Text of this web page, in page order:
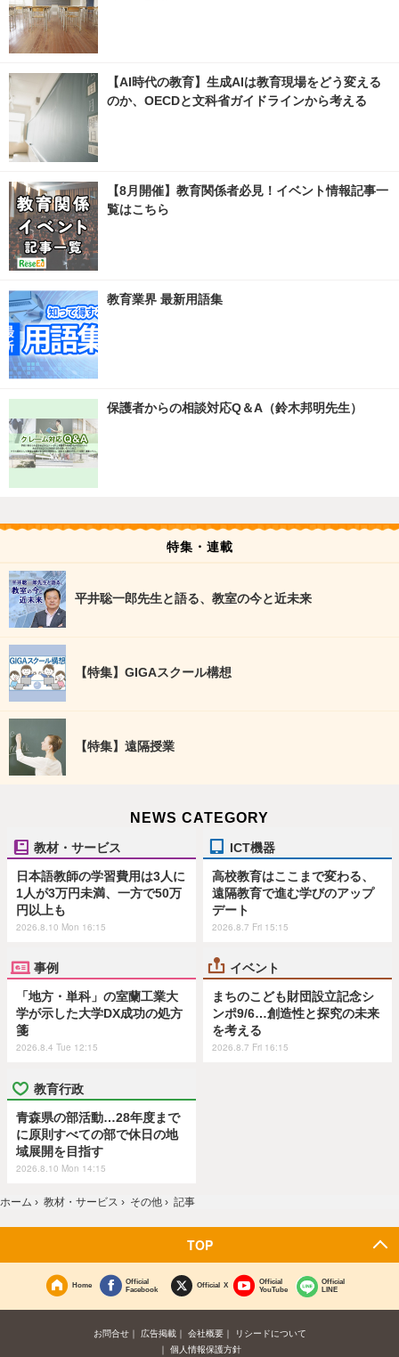
【AI時代の教育】生成AIは教育現場をどう変える
のか、OECDと文科省ガイドラインから考える
【8月開催】教育関係者必見！イベント情報記事一
覧はこちら
教育業界 最新用語集
保護者からの相談対応Q＆A（鈴木邦明先生）
特集・連載
平井聡一郎先生と語る、教室の今と近未来
【特集】GIGAスクール構想
【特集】遠隔授業
NEWS CATEGORY
教材・サービス
日本語教師の学習費用は3人に
1人が3万円未満、一方で50万
円以上も
2026.8.10 Mon 16:15
ICT機器
高校教育はここまで変わる、
遠隔教育で進む学びのアップ
デート
2026.8.7 Fri 15:15
事例
「地方・単科」の室蘭工業大
学が示した大学DX成功の処方
箋
2026.8.4 Tue 12:15
イベント
まちのこども財団設立記念シ
ンポ9/6…創造性と探究の未来
を考える
2026.8.7 Fri 16:15
教育行政
青森県の部活動…28年度まで
に原則すべての部で休日の地
域展開を目指す
2026.8.10 Mon 14:15
ホーム › 教材・サービス › その他 › 記事
TOP
Home
Official
Facebook
Official X
Official
YouTube
Official
LINE
お問合せ 広告掲載 会社概要
リシードについて
個人情報保護方針